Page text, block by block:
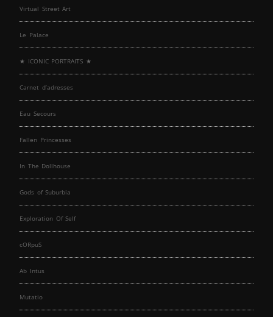
Virtual Street Art
Le Palace
★ ICONIC PORTRAITS ★
Carnet d’adresses
Eau Secours
Fallen Princesses
In The Dollhouse
Gods of Suburbia
Exploration Of Self
cORpuS
Ab Intus
Mutatio